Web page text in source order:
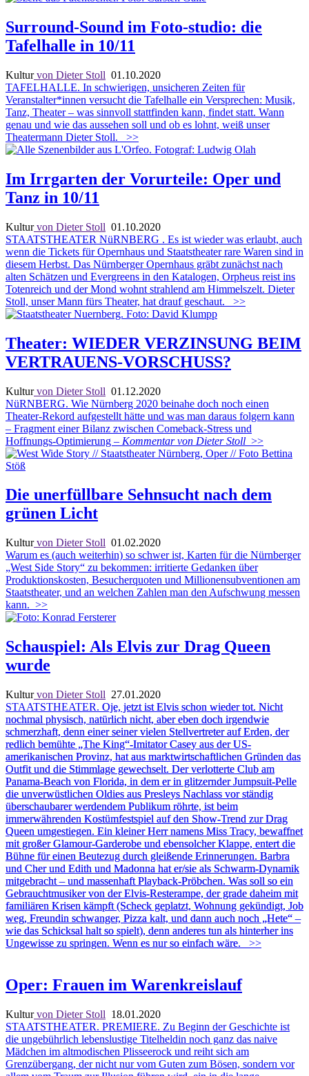
Surround-Sound im Foto-studio: die
Tafelhalle in 10/11
Kulturvon Dieter Stoll 01.10.2020
TAFELHALLE. In schwierigen, unsicheren Zeiten für
Veranstalter*innen versucht die Tafelhalle ein Versprechen: Musik,
Tanz, Theater – was sinnvoll stattfinden kann, findet statt. Wann
genau und wie das aussehen soll und ob es lohnt, weiß unser
Theatermann Dieter Stoll.
>>
Im Irrgarten der Vorurteile: Oper und
Tanz in 10/11
Kulturvon Dieter Stoll 01.10.2020
STAATSTHEATER NüRNBERG . Es ist wieder was erlaubt, auch
wenn die Tickets für Opernhaus und Staatstheater rare Waren sind in
diesem Herbst. Das Nürnberger Opernhaus gräbt zunächst nach
alten Schätzen und Evergreens in den Katalogen, Orpheus reist ins
Totenreich und der Mond wohnt strahlend am Himmelszelt. Dieter
Stoll, unser Mann fürs Theater, hat drauf geschaut.
>>
Theater: WIEDER VERZINSUNG BEIM
VERTRAUENS-VORSCHUSS?
Kulturvon Dieter Stoll 01.12.2020
NüRNBERG. Wie Nürnberg 2020 beinahe doch noch einen
Theater-Rekord aufgestellt hätte und was man daraus folgern kann
– Fragment einer Bilanz zwischen Comeback-Stress und
Hoffnungs-Optimierung – Kommentar von Dieter Stoll >>
Die unerfüllbare Sehnsucht nach dem
grünen Licht
Kulturvon Dieter Stoll 01.02.2020
Warum es (auch weiterhin) so schwer ist, Karten für die Nürnberger
„West Side Story“ zu bekommen: irritierte Gedanken über
Produktionskosten, Besucherquoten und Millionensubventionen am
Staatstheater, und an welchen Zahlen man den Aufschwung messen
kann. >>
Schauspiel: Als Elvis zur Drag Queen
wurde
Kulturvon Dieter Stoll 27.01.2020
STAATSTHEATER. Oje, jetzt ist Elvis schon wieder tot. Nicht
nochmal physisch, natürlich nicht, aber eben doch irgendwie
schmerzhaft, denn einer seiner vielen Stellvertreter auf Erden, der
redlich bemühte „The King“-Imitator Casey aus der US-
amerikanischen Provinz, hat aus marktwirtschaftlichen Gründen das
Outfit und die Stimmlage gewechselt. Der verlotterte Club am
Panama-Beach von Florida, in dem er in glitzernder Jumpsuit-Pelle
die unverwüstlichen Oldies aus Presleys Nachlass vor ständig
überschaubarer werdendem Publikum röhrte, ist beim
immerwährenden Kostümfestspiel auf den Show-Trend zur Drag
Queen umgestiegen. Ein kleiner Herr namens Miss Tracy, bewaffnet
mit großer Glamour-Garderobe und ebensolcher Klappe, entert die
Bühne für einen Beutezug durch gleißende Erinnerungen. Barbra
und Cher und Edith und Madonna hat er/sie als Schwarm-Dynamik
mitgebracht – und massenhaft Playback-Pröbchen. Was soll so ein
Gebrauchtmusiker von der Elvis-Resterampe, der grade daheim mit
familiären Krisen kämpft (Scheck geplatzt, Wohnung gekündigt, Job
weg, Freundin schwanger, Pizza kalt, und dann auch noch „Hete“ –
wie das Schicksal halt so spielt), denn anderes tun als hinterher ins
Ungewisse zu springen. Wenn es nur so einfach wäre.
>>
Oper: Frauen im Warenkreislauf
Kulturvon Dieter Stoll 18.01.2020
STAATSTHEATER. PREMIERE. Zu Beginn der Geschichte ist
die ungebührlich lebenslustige Titelheldin noch ganz das naive
Mädchen im altmodischen Plisseerock und reiht sich am
Grenzübergang, der nicht nur vom Guten zum Bösen, sondern vor